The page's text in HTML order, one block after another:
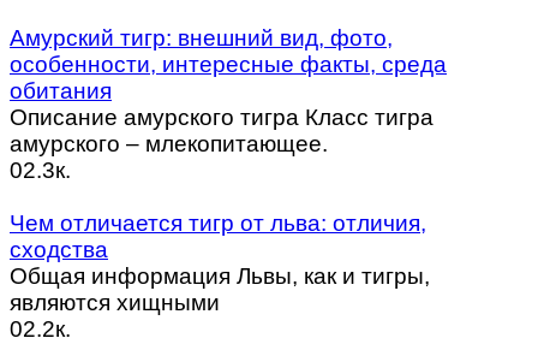
Амурский тигр: внешний вид, фото,
особенности, интересные факты, среда
обитания
Описание амурского тигра Класс тигра
амурского – млекопитающее.
02.3к.
Чем отличается тигр от льва: отличия,
сходства
Общая информация Львы, как и тигры,
являются хищными
02.2к.